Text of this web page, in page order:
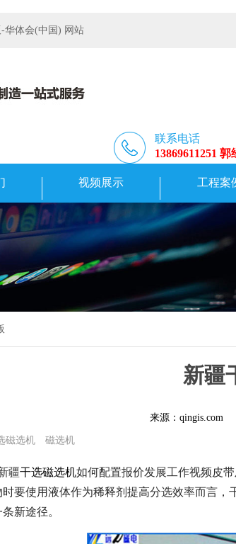
华体会(中国) 网站
联系电话
13869611251
视频展示 工程案
新疆
来源：qingis.com
磁选机 磁选机
疆干选磁选机如何配置报价发展工作视频皮
要使用液体作为稀释剂提高分选效率而言
新途径。